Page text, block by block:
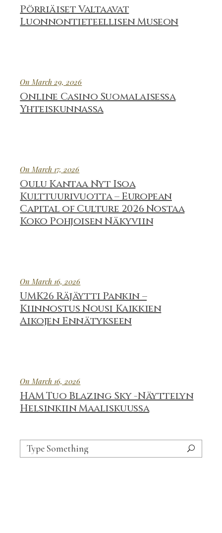
Pörriäiset Valtaavat
Luonnontieteellisen Museon
On March 29, 2026
Online Casino Suomalaisessa
Yhteiskunnassa
On March 17, 2026
Oulu Kantaa Nyt Isoa
Kulttuurivuotta – European
Capital of Culture 2026 Nostaa
Koko Pohjoisen Näkyviin
On March 16, 2026
UMK26 Räjäytti Pankin –
Kiinnostus Nousi Kaikkien
Aikojen Ennätykseen
On March 16, 2026
HAM Tuo Blazing Sky -Näyttelyn
Helsinkiin Maaliskuussa
Search
for: